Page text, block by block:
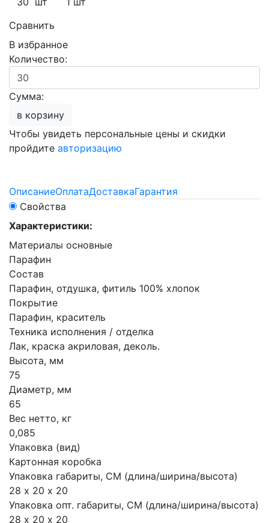
Сравнить
В избранное
Количество:
Сумма:
в корзину
Чтобы увидеть персональные цены и скидки
пройдите авторизацию
ОписаниеОплатаДоставкаГарантия
Свойства
Характеристики:
Материалы основные
Парафин
Состав
Парафин, отдушка, фитиль 100% хлопок
Покрытие
Парафин, краситель
Техника исполнения / отделка
Лак, краска акриловая, деколь.
Высота, мм
75
Диаметр, мм
65
Вес нетто, кг
0,085
Упаковка (вид)
Картонная коробка
Упаковка габариты, СМ (длина/ширина/высота)
28 х 20 х 20
Упаковка опт. габариты, СМ (длина/ширина/высота)
28 х 20 х 20